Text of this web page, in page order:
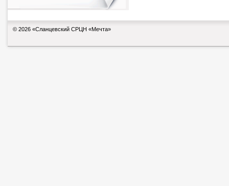
© 2026 «Сланцевский СРЦН «Мечта»